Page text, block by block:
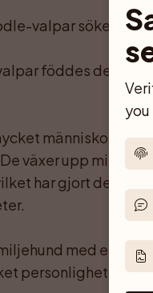
valpar söker
växer upp mitt i
har gjort dem
personlighet kan